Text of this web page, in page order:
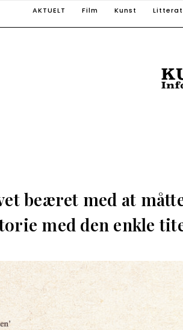
AKTUELT Film Kunst
beæret med at
med den enkle